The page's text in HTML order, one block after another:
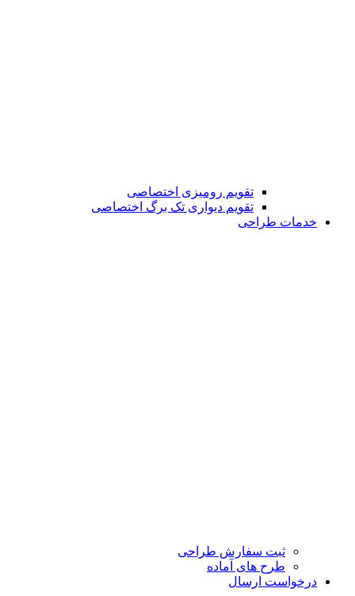
تقویم رومیزی اختصاصی
تقویم دیواری تک برگ اختصاصی
خدمات طراحی
ثبت سفارش طراحی
طرح های آماده
درخواست ارسال